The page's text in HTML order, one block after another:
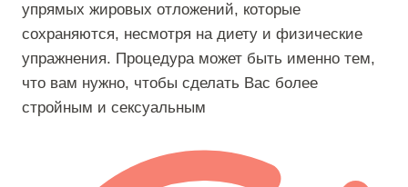
упрямых жировых отложений, которые
сохраняются, несмотря на диету и физические
упражнения. Процедура может быть именно тем,
что вам нужно, чтобы сделать Вас более
стройным и сексуальным